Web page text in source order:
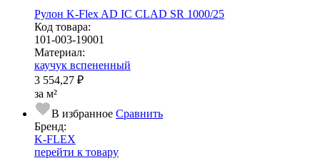
Рулон K-Flex AD IC CLAD SR 1000/25
Код товара:
101-003-19001
Ма­­те­­ри­­ал:
каучук вспененный
3 554,27 ₽
за м²
В избранное Сравнить
Бренд:
K-FLEX
перейти к товару